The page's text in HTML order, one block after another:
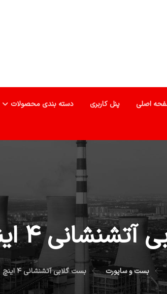
اصلی پنل کاربری دسته بندی محصولات
۴ اینچ
بست و ساپورت بست گلابی آتشنشانی ۴ اینچ